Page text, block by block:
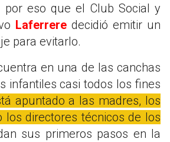
por eso que el Club Social y
Laferrere decidió emitir un
para evitarlo.
en una de las canchas
infantiles casi todos los fines
apuntado a las madres, los
los directores técnicos de los
sus primeros pasos en la